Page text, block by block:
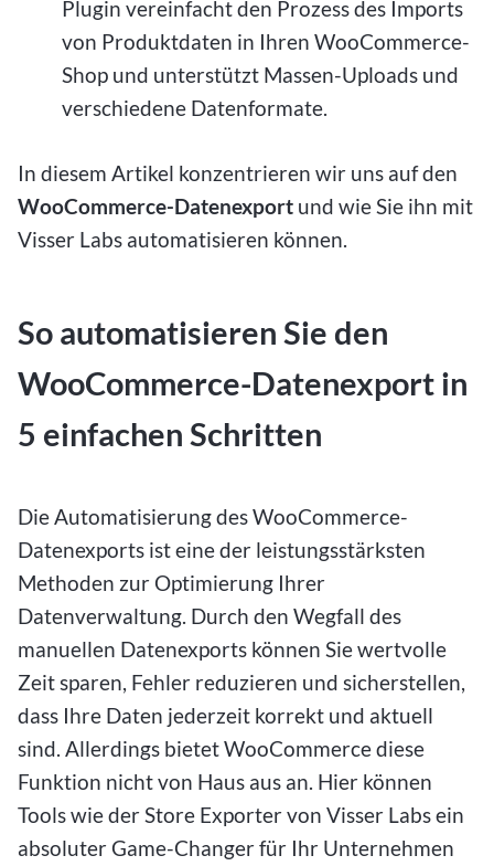
Plugin vereinfacht den Prozess des Imports
von Produktdaten in Ihren WooCommerce-
Shop und unterstützt Massen-Uploads und
verschiedene Datenformate.
In diesem Artikel konzentrieren wir uns auf den
WooCommerce-Datenexport und wie Sie ihn mit
Visser Labs automatisieren können.
So automatisieren Sie den
WooCommerce-Datenexport in
5 einfachen Schritten
Die Automatisierung des WooCommerce-
Datenexports ist eine der leistungsstärksten
Methoden zur Optimierung Ihrer
Datenverwaltung. Durch den Wegfall des
manuellen Datenexports können Sie wertvolle
Zeit sparen, Fehler reduzieren und sicherstellen,
dass Ihre Daten jederzeit korrekt und aktuell
sind. Allerdings bietet WooCommerce diese
Funktion nicht von Haus aus an. Hier können
Tools wie der Store Exporter von Visser Labs ein
absoluter Game-Changer für Ihr Unternehmen